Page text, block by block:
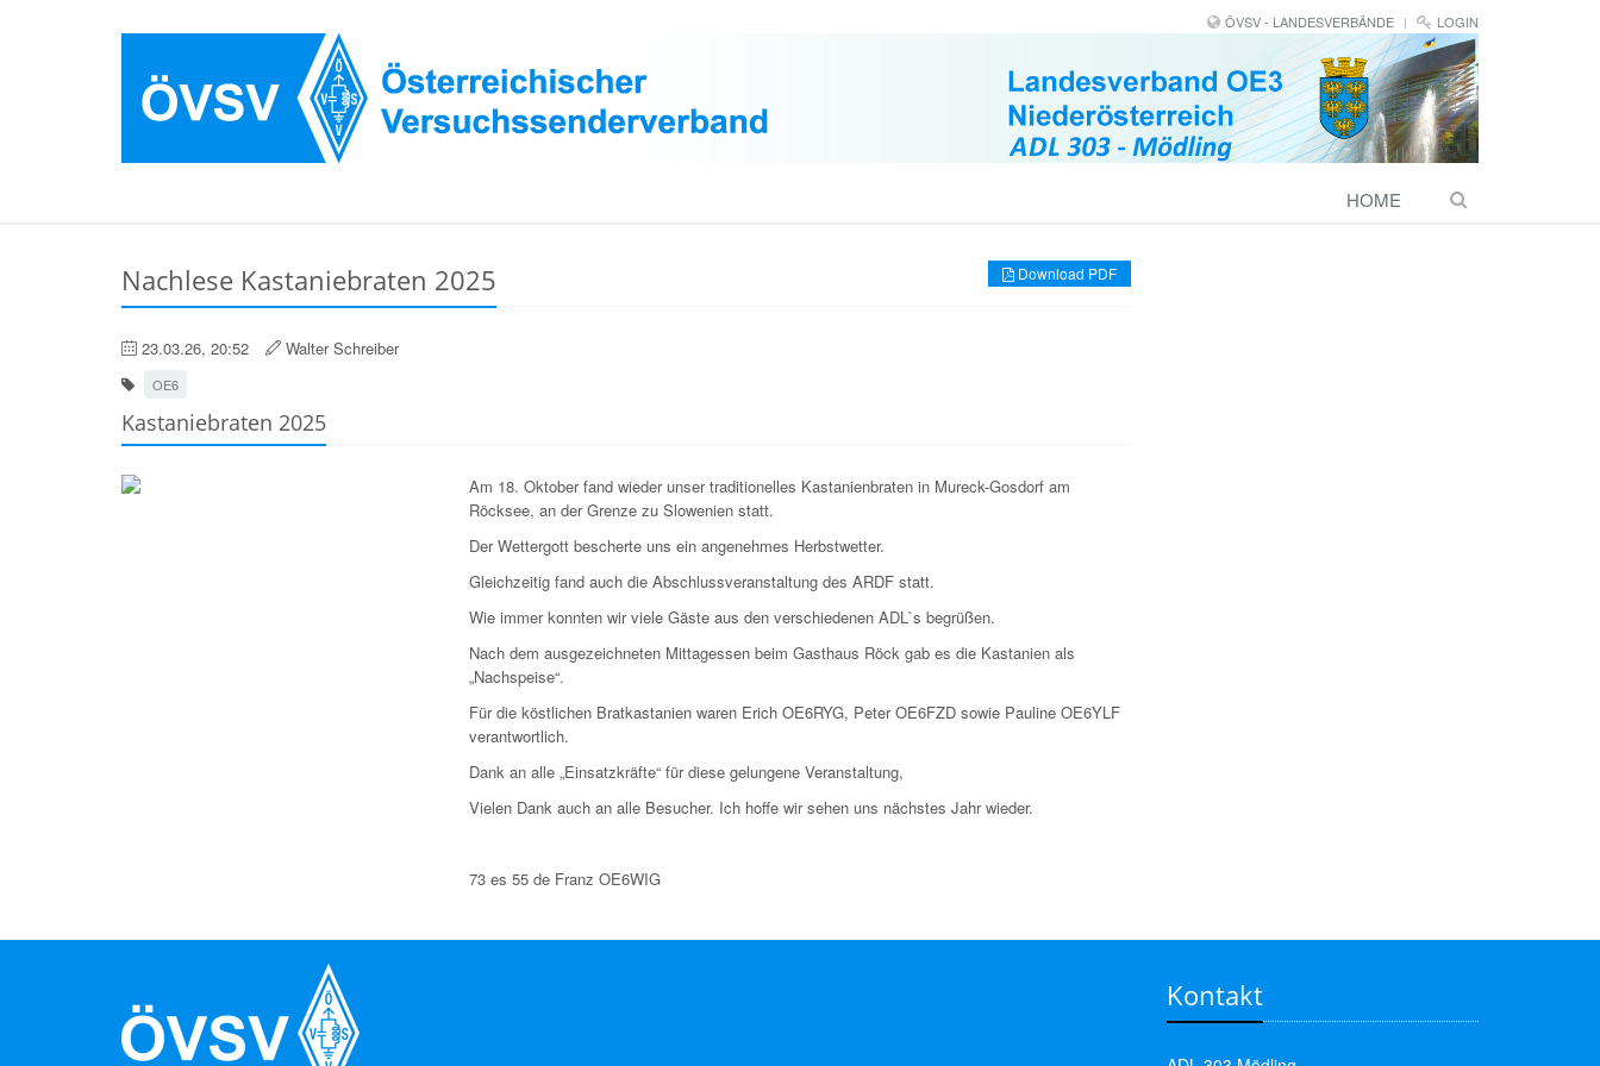
ÖVSV - LANDESVERBÄNDE LOGIN
HOME
Download PDF
Nachlese Kastaniebraten 2025
23.03.26, 20:52 Walter Schreiber
OE6
Kastaniebraten 2025
Am 18. Oktober fand wieder unser traditionelles Kastanienbraten in Mureck-Gosdorf am
Röcksee, an der Grenze zu Slowenien statt.
Der Wettergott bescherte uns ein angenehmes Herbstwetter.
Gleichzeitig fand auch die Abschlussveranstaltung des ARDF statt.
Wie immer konnten wir viele Gäste aus den verschiedenen ADL`s begrüßen.
Nach dem ausgezeichneten Mittagessen beim Gasthaus Röck gab es die Kastanien als
„Nachspeise“.
Für die köstlichen Bratkastanien waren Erich OE6RYG, Peter OE6FZD sowie Pauline OE6YLF
verantwortlich.
Dank an alle „Einsatzkräfte“ für diese gelungene Veranstaltung,
Vielen Dank auch an alle Besucher. Ich hoffe wir sehen uns nächstes Jahr wieder.
73 es 55 de Franz OE6WIG
Kontakt